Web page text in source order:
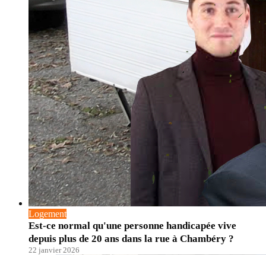
Logement
Est-ce normal qu'une personne handicapée vive
depuis plus de 20 ans dans la rue à Chambéry ?
22 janvier 2026